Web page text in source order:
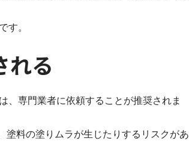
す。
れる
、専門業者に依頼することが推奨されま
料の塗りムラが生じたりするリスクがあ